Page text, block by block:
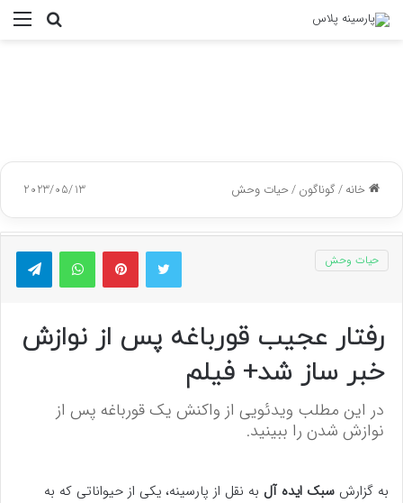
جستجو
خانه/گوناگون/حیات وحش 2023/05/13
توییتر پینتریستواتس آپ
حیات وحش
رفتار عجیب قورباغه پس از نوازش
خبر ساز شد+ فیلم
در این مطلب ویدئویی از واکنش یک قورباغه پس از
نوازش شدن را ببینید.
به گزارش سبک ایده آل به نقل از پارسینه، یکی از حیواناتی که به